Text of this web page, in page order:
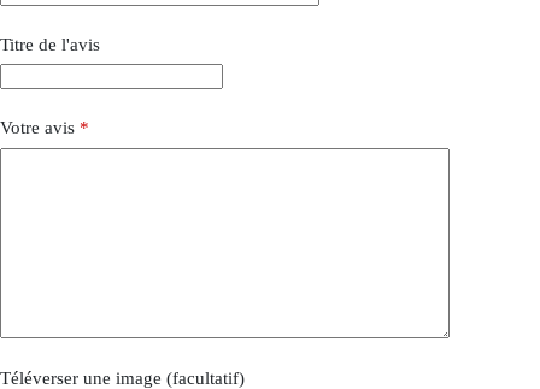
Titre de l'avis
Votre avis *
Téléverser une image (facultatif)